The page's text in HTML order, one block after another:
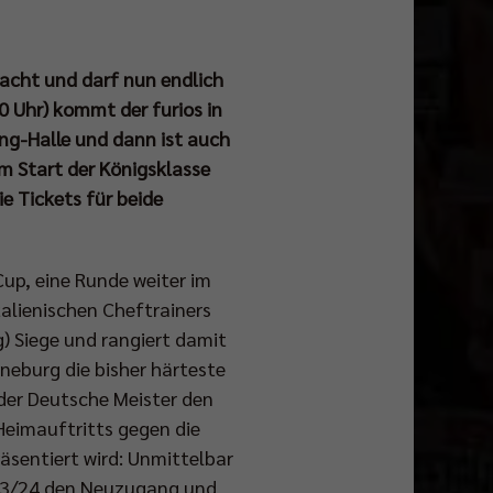
und darf nun endlich
Uhr) kommt der furios in
Halle und dann ist auch
Start der Königsklasse
Tickets für beide
eine Runde weiter im
Cheftrainers
Siege und rangiert damit
die bisher härteste
Deutsche Meister den
gegen die
wird: Unmittelbar
24 den Neuzugang und